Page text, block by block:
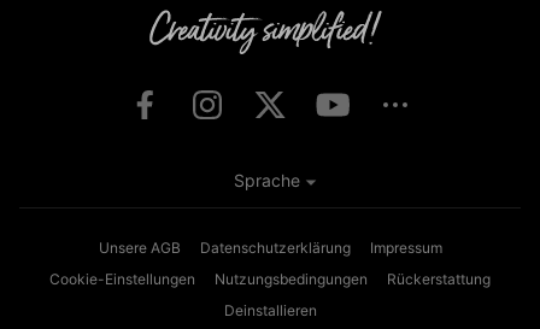
Unsere AGB Datenschutzerklärung
Impressum
Cookie-Einstellungen
Nutzungsbedingungen
Rückerstattung
Deinstallieren
Sprache